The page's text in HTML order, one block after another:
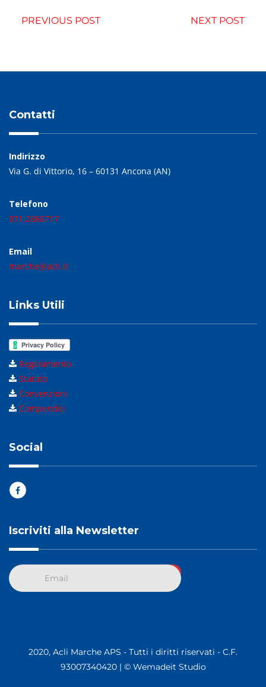
PREVIOUS POST NEXT POST
Contatti
Indirizzo
Via G. di Vittorio, 16 – 60131 Ancona (AN)
Telefono
071.2868717
Email
marche@acli.it
Links Utili
Regolamento
Statuto
Convenzioni
Compendio
Social
Iscriviti alla Newsletter
2020, Acli Marche APS - Tutti i diritti riservati - C.F.
93007340420 | © Wemadeit Studio